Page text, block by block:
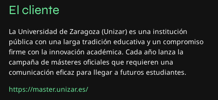
El cliente
La Universidad de Zaragoza (Unizar) es una institución
pública con una larga tradición educativa y un compromiso
firme con la innovación académica. Cada año lanza la
campaña de másteres oficiales que requieren una
comunicación eficaz para llegar a futuros estudiantes.
https://master.unizar.es/